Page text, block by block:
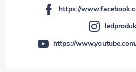
https://
https://